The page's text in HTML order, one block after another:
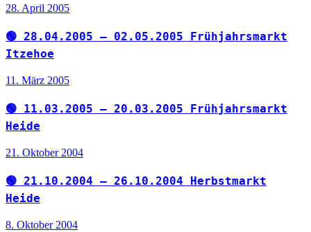
28. April 2005
🟢 28.04.2005 – 02.05.2005 Frühjahrsmarkt
Itzehoe
11. März 2005
🟢 11.03.2005 – 20.03.2005 Frühjahrsmarkt
Heide
21. Oktober 2004
🟢 21.10.2004 – 26.10.2004 Herbstmarkt
Heide
8. Oktober 2004